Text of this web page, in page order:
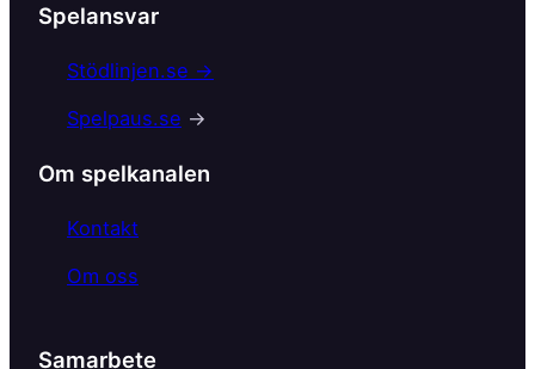
e
b
o
k
Spelansvar
Stödlinjen.se →
Spelpaus.se →
Om spelkanalen
Kontakt
Om oss
Samarbete